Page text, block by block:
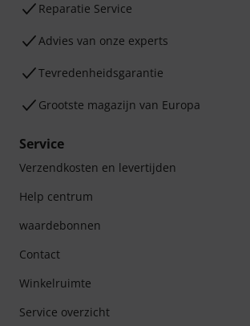
Reparatie Service
Advies van onze experts
Tevredenheidsgarantie
Grootste magazijn van Europa
Service
Verzendkosten en levertijden
Help centrum
waardebonnen
Contact
Winkelruimte
Service overzicht